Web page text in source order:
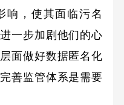
响，使其面临污名
一步加剧他们的心
面做好数据匿名化
善监管体系是需要